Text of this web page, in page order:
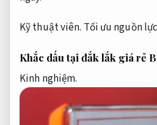
Kỹ thuật viên. Tối ưu nguồn
Khắc dấu tại đắk lắk giá rẻ
Kinh nghiệm.